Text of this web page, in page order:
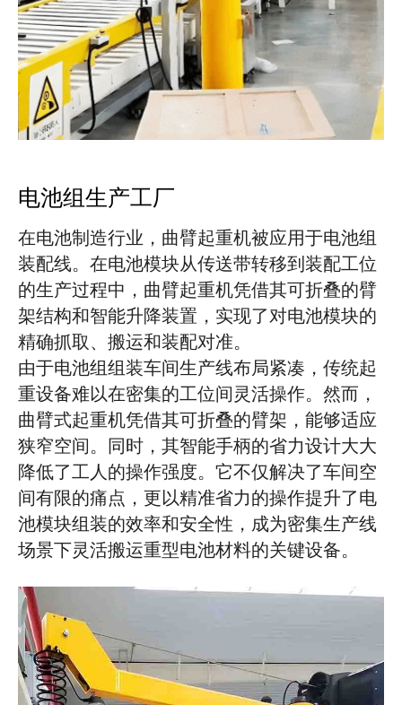
电池组生产工厂
在电池制造行业，曲臂起重机被应用于电池组
装配线。在电池模块从传送带转移到装配工位
的生产过程中，曲臂起重机凭借其可折叠的臂
架结构和智能升降装置，实现了对电池模块的
精确抓取、搬运和装配对准。
由于电池组组装车间生产线布局紧凑，传统起
重设备难以在密集的工位间灵活操作。然而，
曲臂式起重机凭借其可折叠的臂架，能够适应
狭窄空间。同时，其智能手柄的省力设计大大
降低了工人的操作强度。它不仅解决了车间空
间有限的痛点，更以精准省力的操作提升了电
池模块组装的效率和安全性，成为密集生产线
场景下灵活搬运重型电池材料的关键设备。